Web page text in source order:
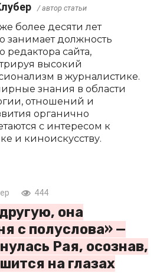
/ автор статьи
более десяти лет
занимает должность
редактора сайта,
высокий
в журналистике.
знания в области
отношений и
органично
с интересом к
и киноискусству.
444
она
с полуслова» —
Рая, осознав,
на глазах